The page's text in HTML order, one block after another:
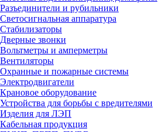
Разъединители и рубильники
Светосигнальная аппаратура
Стабилизаторы
Дверные звонки
Вольтметры и амперметры
Вентиляторы
Охранные и пожарные системы
Электродвигатели
Крановое оборудование
Устройства для борьбы с вредителями
Изделия для ЛЭП
Кабельная продукция